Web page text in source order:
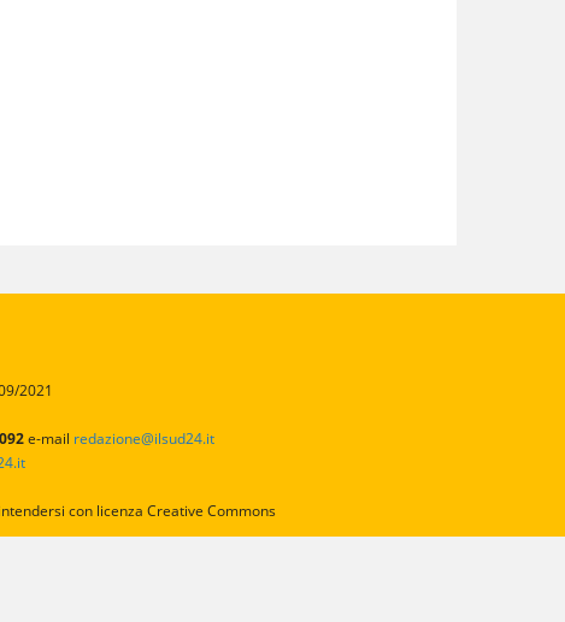
2021
e-mail redazione@ilsud24.it
con licenza Creative Commons